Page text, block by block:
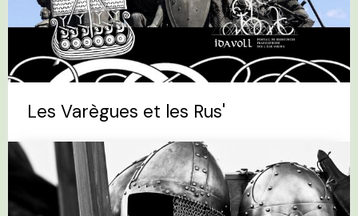
Les Varègues et les Rus'